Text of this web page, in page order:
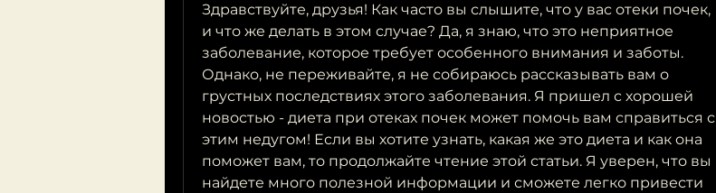
Здравствуйте, друзья! Как часто вы слышите, что у вас отеки почек,
и что же делать в этом случае? Да, я знаю, что это неприятное
заболевание, которое требует особенного внимания и заботы.
Однако, не переживайте, я не собираюсь рассказывать вам о
грустных последствиях этого заболевания. Я пришел с хорошей
новостью - диета при отеках почек может помочь вам справиться с
этим недугом! Если вы хотите узнать, какая же это диета и как она
поможет вам, то продолжайте чтение этой статьи. Я уверен, что вы
найдете много полезной информации и сможете легко привести